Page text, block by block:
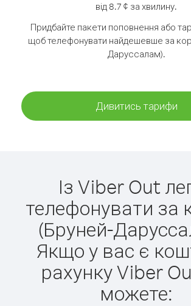
від 8.7 ¢ за хвилину.
Придбайте пакети поповнення або
щоб телефонувати найдешевше за
Даруссалам).
Дивитись тарифи
Із Viber Out
телефонувати за
(Бруней-
Якщо у вас є
рахунку Viber
можете: